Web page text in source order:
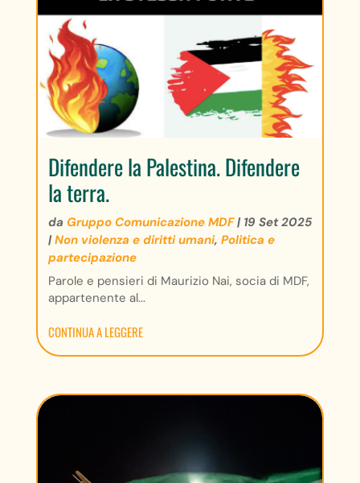
Difendere la Palestina. Difendere
la terra.
da Gruppo Comunicazione MDF| 19 Set 2025
|Non violenza e diritti umani, Politica e
partecipazione
Parole e pensieri di Maurizio Nai, socia di MDF,
appartenente al...
CONTINUA A LEGGERE